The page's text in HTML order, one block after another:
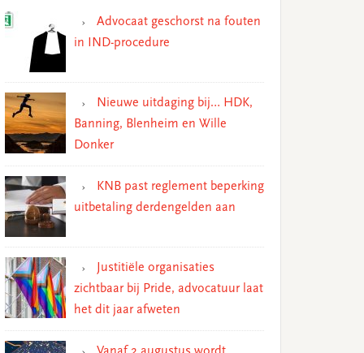
Advocaat geschorst na fouten
in IND-procedure
Nieuwe uitdaging bij… HDK,
Banning, Blenheim en Wille
Donker
KNB past reglement beperking
uitbetaling derdengelden aan
Justitiële organisaties
zichtbaar bij Pride, advocatuur laat
het dit jaar afweten